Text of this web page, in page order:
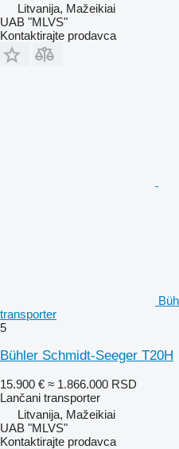
Litvanija, Mažeikiai
UAB "MLVS"
Kontaktirajte prodavca
transporter
5
Bühler Schmidt-Seeger T20H
15.900 € ≈ 1.866.000 RSD
Lančani transporter
Litvanija, Mažeikiai
UAB "MLVS"
Kontaktirajte prodavca